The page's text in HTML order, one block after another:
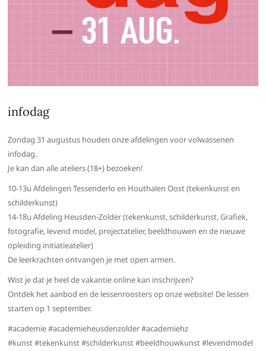
infodag
Zondag 31 augustus houden onze afdelingen voor volwassenen
infodag.
Je kan dan alle ateliers (18+) bezoeken!
10-13u Afdelingen Tessenderlo en Houthalen Oost (tekenkunst en
schilderkunst)
14-18u Afdeling Heusden-Zolder (tekenkunst, schilderkunst, Grafiek,
fotografie, levend model, projectatelier, beeldhouwen en de nieuwe
opleiding initiatieatelier)
De leerkrachten ontvangen je met open armen.
Wist je dat je heel de vakantie online kan inschrijven?
Ontdek het aanbod en de lessenroosters op onze website! De lessen
starten op 1 september.
#academie #academieheusdenzolder #academiehz
#kunst #tekenkunst #schilderkunst #beeldhouwkunst #levendmodel